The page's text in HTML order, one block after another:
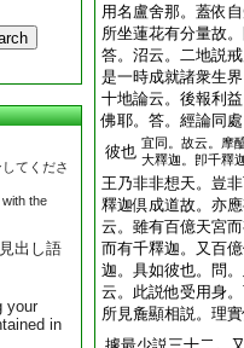
てくださ
the
出し語
your
in
用名盧舍那。蓋依
所坐蓮花有分量故
答。沼云。二地説
是一時成就諸衆生
十地論云。後報利
佛耶。答。經論同
彼也 宜同。故云。摩
大釋迦。卽千釋
王乃非非想天。豈
釋迦倶成道故。亦
云。雖有百億天宮
而有千釋迦。又百
迦。具如彼也。問
云。此説他受用身
所見麁顯相説。理